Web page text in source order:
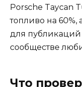
Porsche Taycan
топливо на 60%,
для публикаций
сообществе
Что